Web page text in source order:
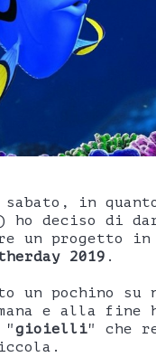
sabato, in
ho deciso di
un progetto in
2019 .
un pochino su
e alla fine
"gioielli" che